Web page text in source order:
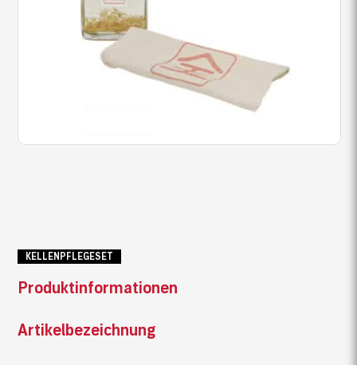
KELLENPFLEGESET
Produktinformationen
Artikelbezeichnung